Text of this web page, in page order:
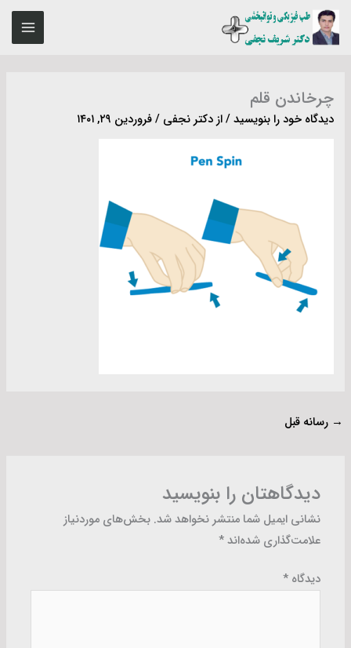
پرش
چرخاندن قلم
دیدگاه‌ خود را بنویسید/ ازدکتر نجفی/فروردین ۲۹, ۱۴۰۱
→ رسانه قبل
دیدگاهتان را بنویسید
نشانی ایمیل شما منتشر نخواهد شد. بخش‌های موردنیاز
علامت‌گذاری شده‌اند*
دیدگاه*